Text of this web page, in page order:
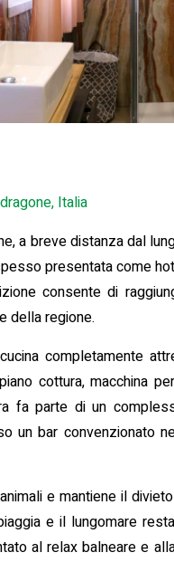
Italia
a breve distanza dal
presentata come
consente di
della regione.
completamente
cottura, macchina
fa parte di un
un bar convenzionato
e mantiene il
e il lungomare
al relax balneare e